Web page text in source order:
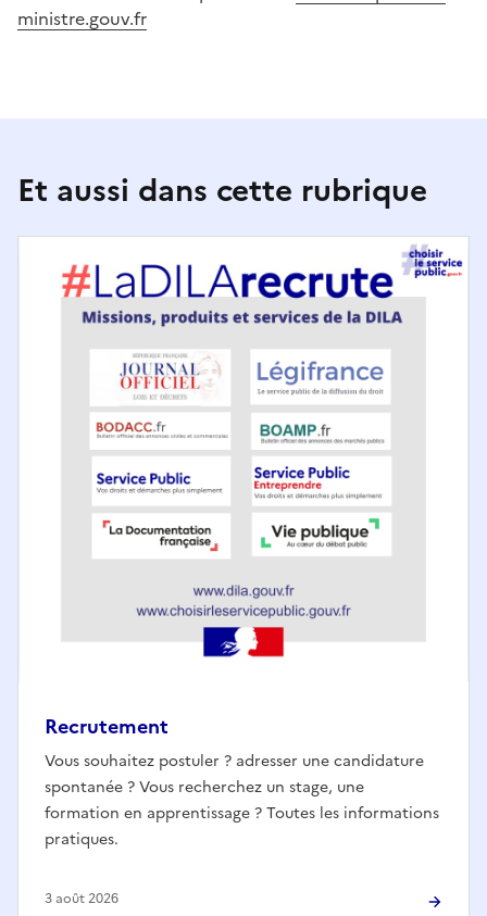
ministre.gouv.fr
Et aussi dans cette rubrique
Recrutement
Vous souhaitez postuler ? adresser une candidature
spontanée ? Vous recherchez un stage, une
formation en apprentissage ? Toutes les informations
pratiques.
3 août 2026